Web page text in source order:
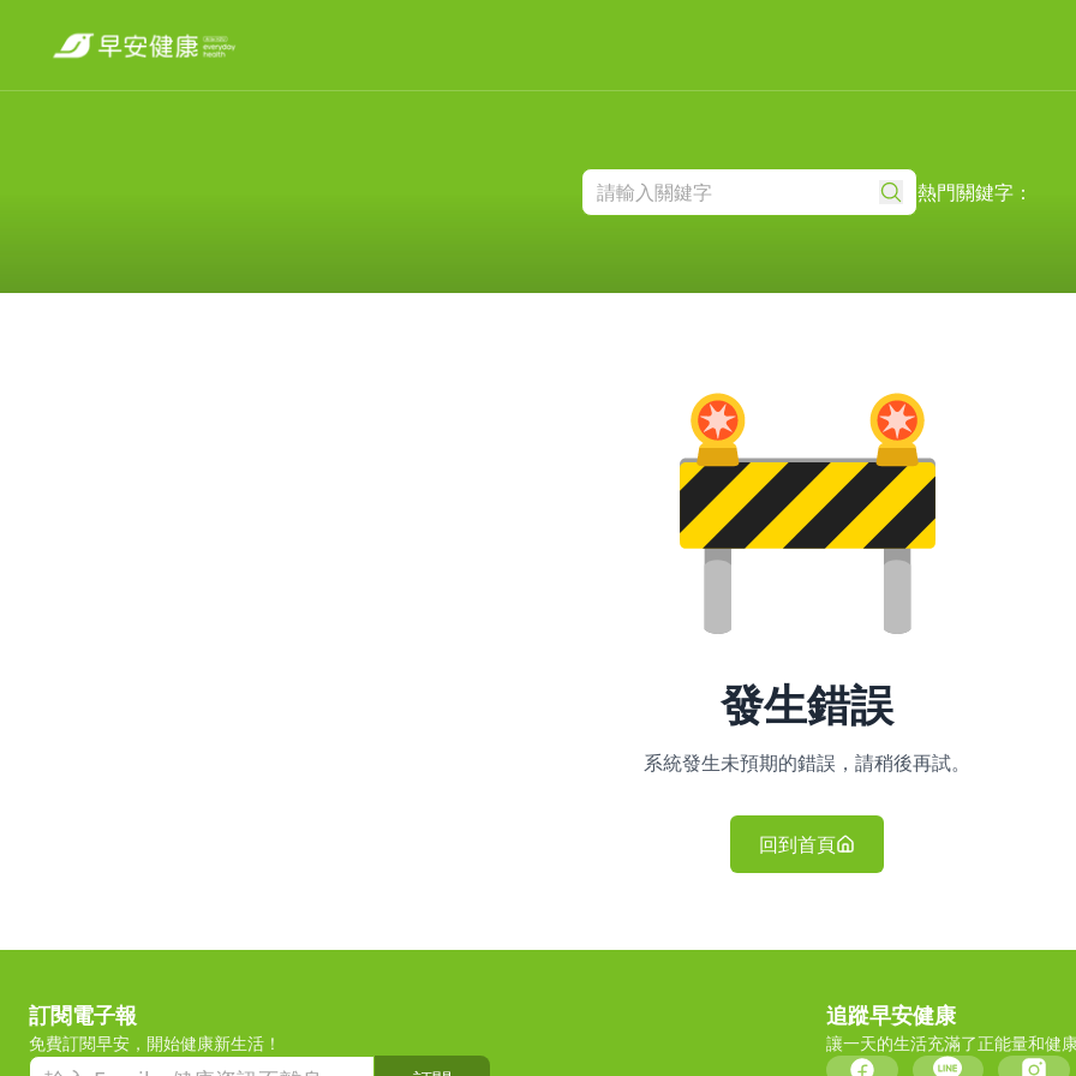
熱門關鍵字：
發生錯誤
系統發生未預期的錯誤，請稍後再試。
回到首頁
訂閱電子報
免費訂閱早安，開始健康新生活！
追蹤早安健康
讓一天的生活充滿了正能量和健